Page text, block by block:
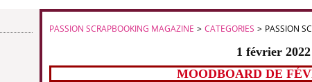
PASSION SCRAPBOOKING MAGAZINE > CATEGORIES > PASSION
1 février 2022
MOODBOARD DE